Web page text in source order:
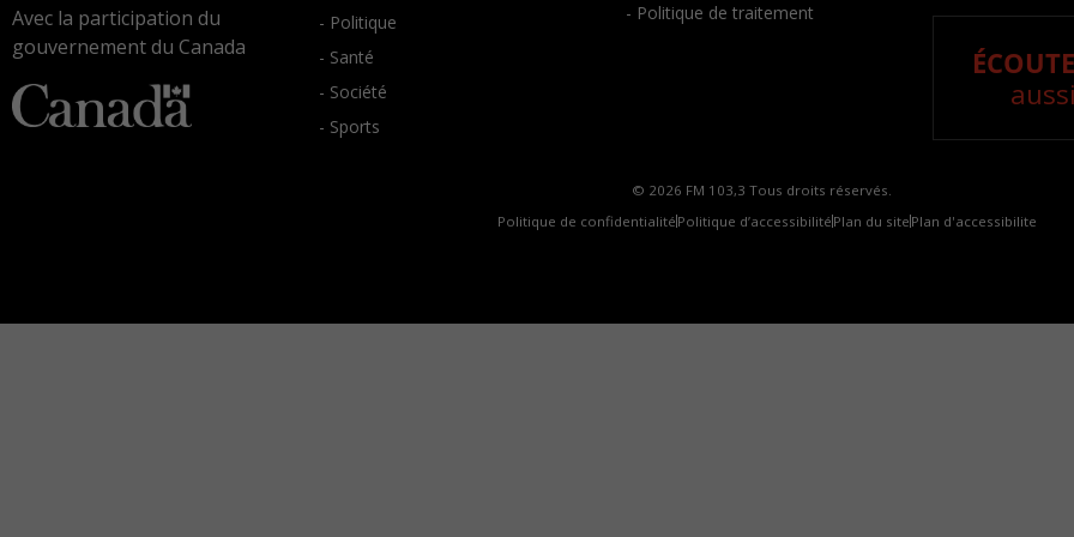
Avec la participation du
gouvernement du Canada
- Politique
- Santé
- Société
- Sports
- Politique de traitement
© 2026 FM 103,3 Tous droits réservés.
Politique de confidentialité Politique d’accessibilité Plan du site Plan d'accessibilite